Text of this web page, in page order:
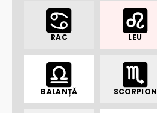
RAC LEU
BALANȚĂ SCORPION